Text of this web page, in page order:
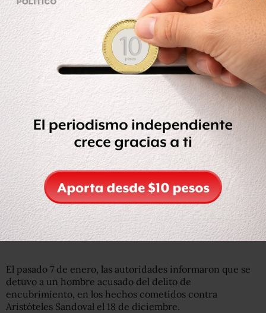
También indicaron que, derivado de las investigaciones
realizadas en torno al homicidio del exgobernador, se han
obtenido seis órdenes de aprehensión, se detuvo a una
persona en flagrancia y se han vinculado a proceso a 4
personas.
El pasado 7 de enero, las autoridades informaron que se
detuvo a un hombre acusado del delito de
encubrimiento, en los hechos cometidos contra
Aristóteles Sandoval el 18 de diciembre.